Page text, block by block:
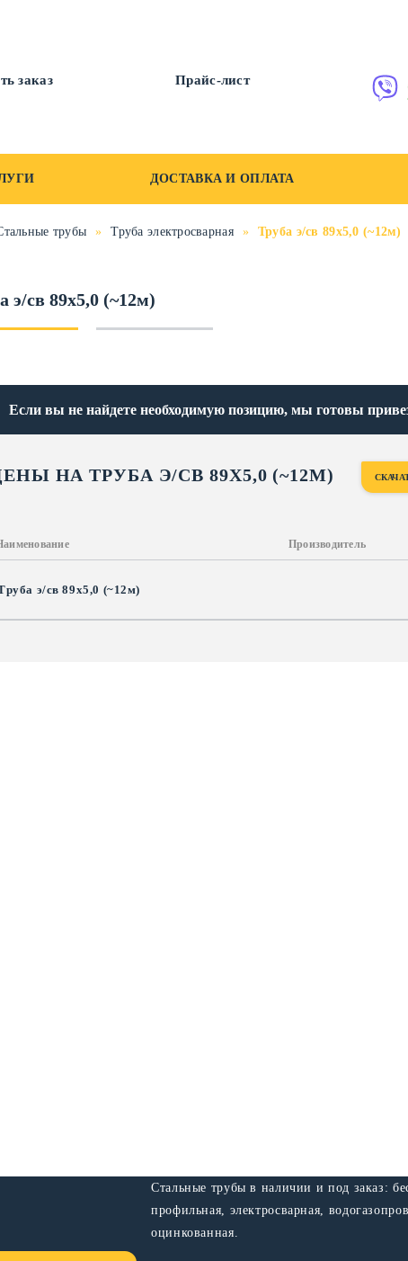
заказ Прайс-лист
ДОСТАВКА И ОПЛАТА
трубы » Труба электросварная » Труба э/св 89х5,0 (~12м)
э/св 89х5,0 (~12м)
Если вы не найдете необходимую позицию, мы готовы
НА ТРУБА Э/СВ 89Х5,0 (~12М)
Производитель
э/св 89х5,0 (~12м)
Стальные трубы в наличии и под заказ:
профильная, электросварная,
оцинкованная.